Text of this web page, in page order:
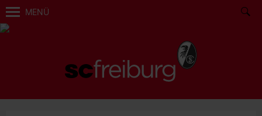
MENÜ